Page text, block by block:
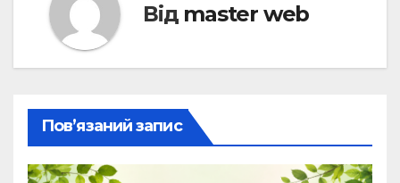
Від master web
Пов’язаний запис